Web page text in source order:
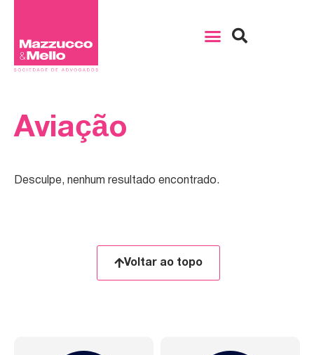
Aviação
Desculpe, nenhum resultado encontrado.
Voltar ao topo